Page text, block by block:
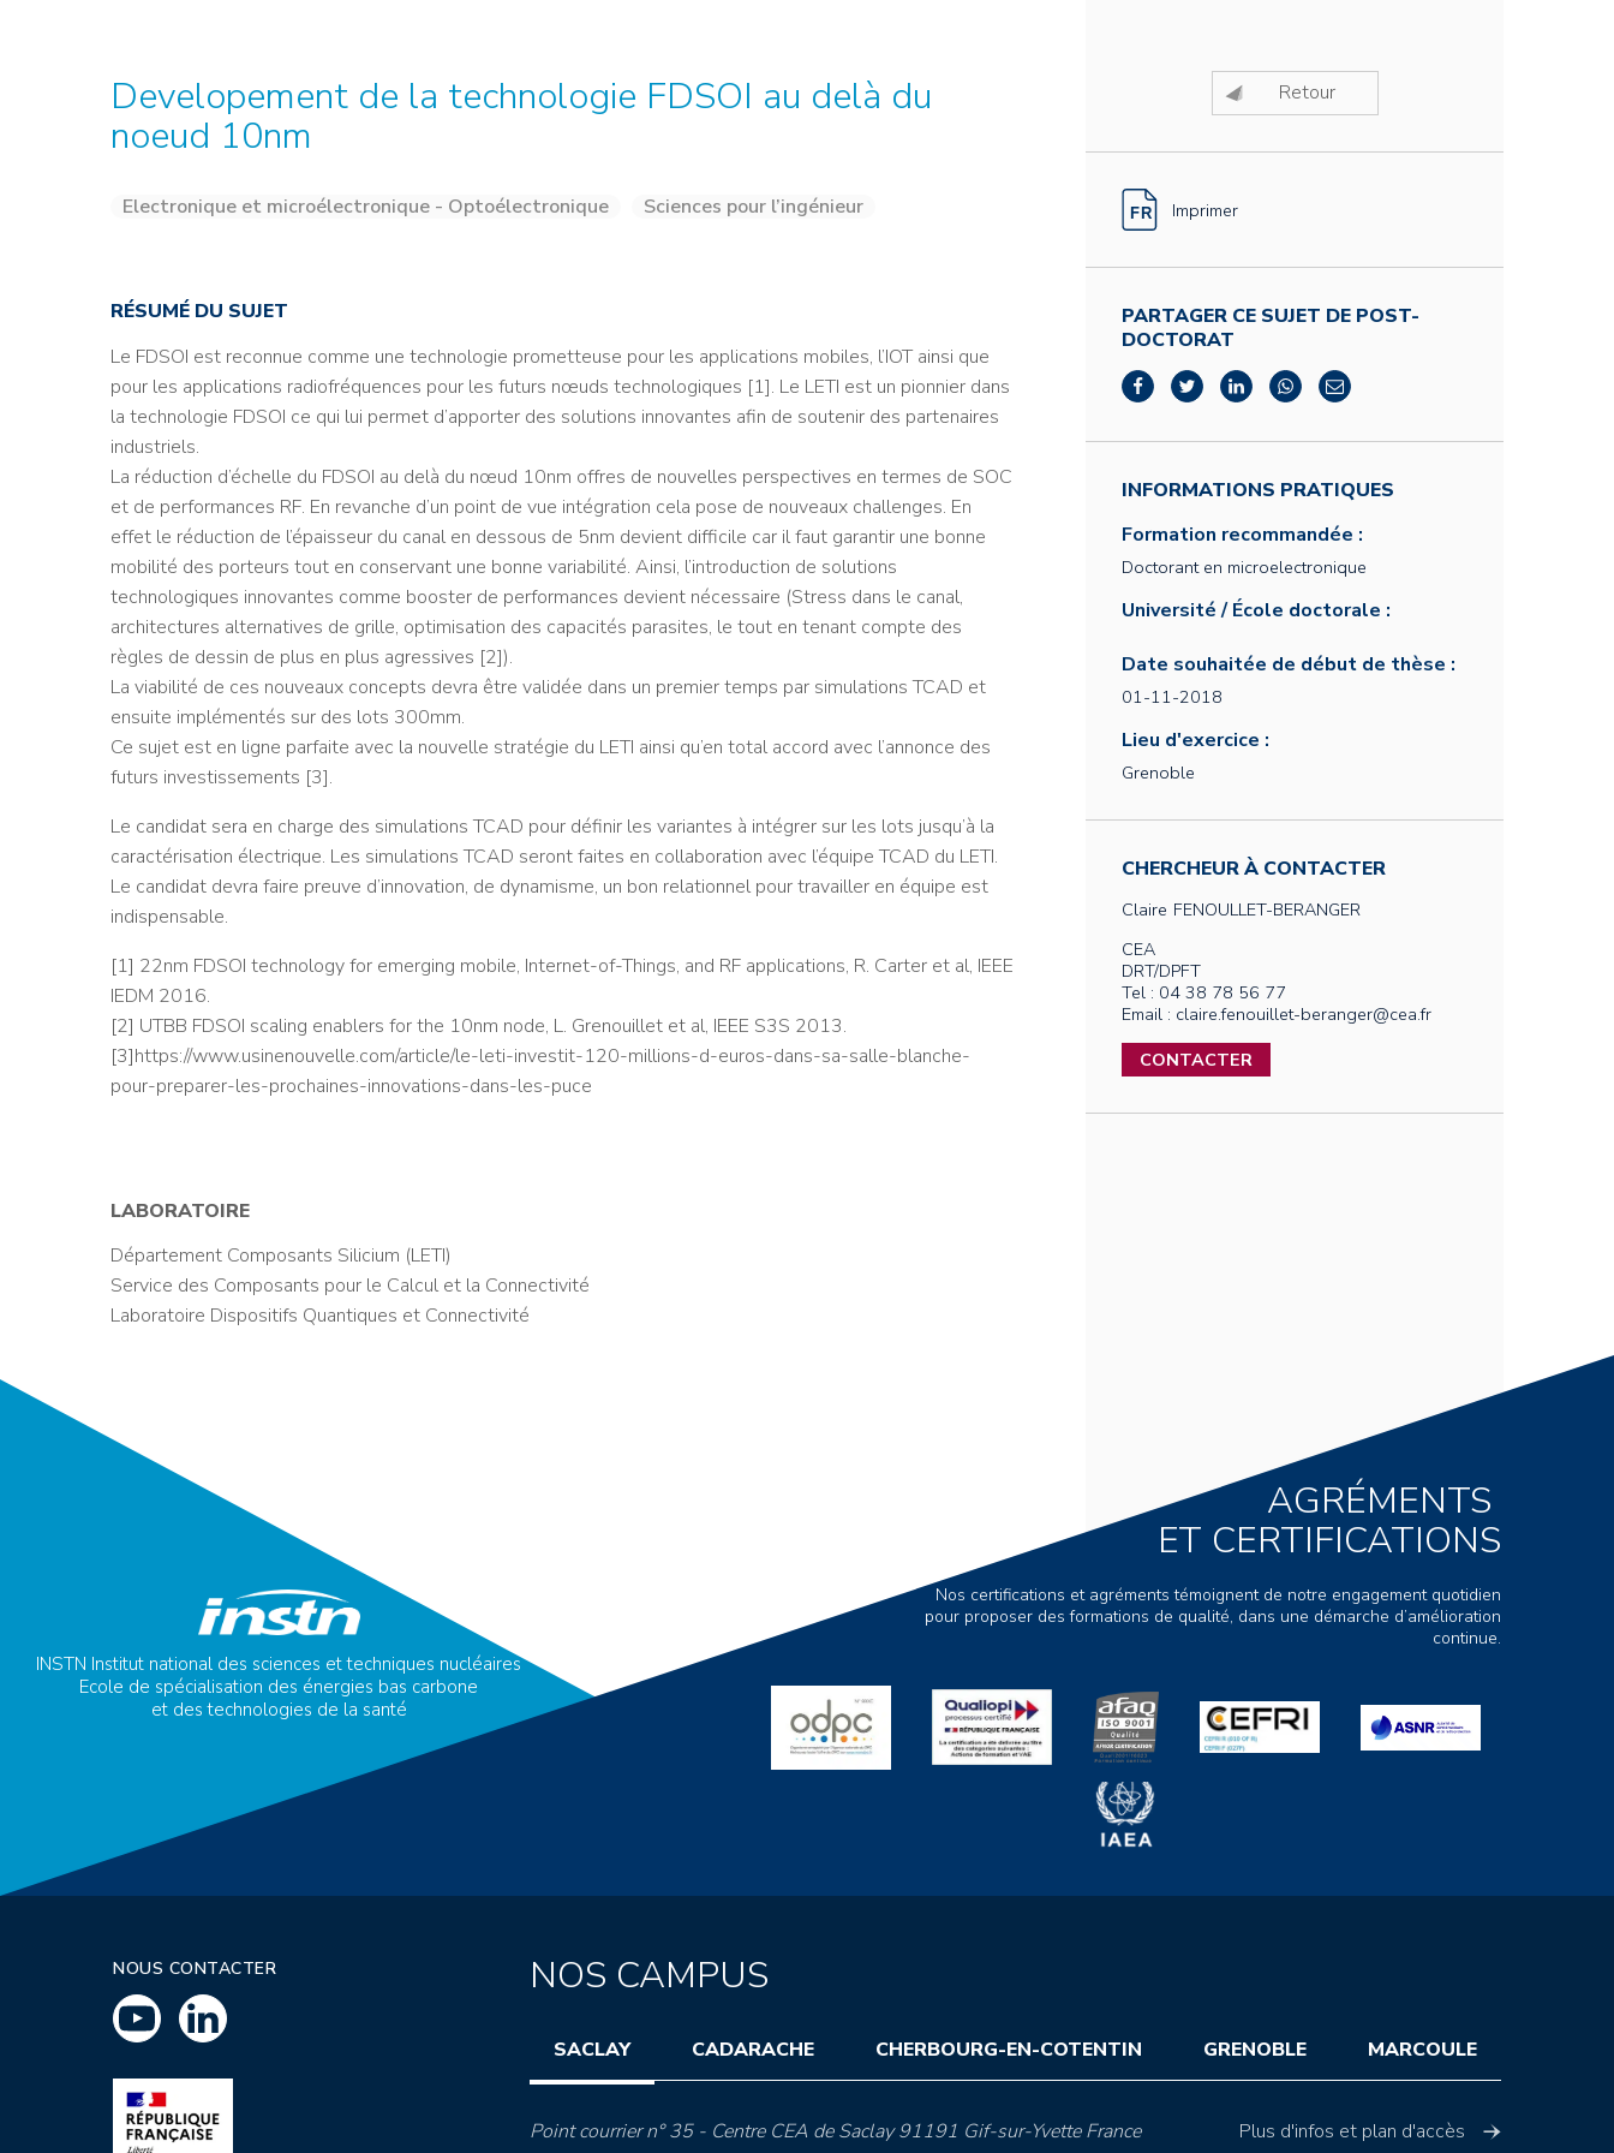
Developement de la technologie FDSOI au delà du
noeud 10nm
Electronique et microélectronique - Optoélectronique Sciences pour l’ingénieur
RÉSUMÉ DU SUJET
Le FDSOI est reconnue comme une technologie prometteuse pour les applications mobiles, l’IOT ainsi que
pour les applications radiofréquences pour les futurs nœuds technologiques [1]. Le LETI est un pionnier dans
la technologie FDSOI ce qui lui permet d’apporter des solutions innovantes afin de soutenir des partenaires
industriels.
La réduction d’échelle du FDSOI au delà du nœud 10nm offres de nouvelles perspectives en termes de SOC
et de performances RF. En revanche d’un point de vue intégration cela pose de nouveaux challenges. En
effet le réduction de l’épaisseur du canal en dessous de 5nm devient difficile car il faut garantir une bonne
mobilité des porteurs tout en conservant une bonne variabilité. Ainsi, l’introduction de solutions
technologiques innovantes comme booster de performances devient nécessaire (Stress dans le canal,
architectures alternatives de grille, optimisation des capacités parasites, le tout en tenant compte des
règles de dessin de plus en plus agressives [2]).
La viabilité de ces nouveaux concepts devra être validée dans un premier temps par simulations TCAD et
ensuite implémentés sur des lots 300mm.
Ce sujet est en ligne parfaite avec la nouvelle stratégie du LETI ainsi qu’en total accord avec l’annonce des
futurs investissements [3].
Le candidat sera en charge des simulations TCAD pour définir les variantes à intégrer sur les lots jusqu’à la
caractérisation électrique. Les simulations TCAD seront faites en collaboration avec l’équipe TCAD du LETI.
Le candidat devra faire preuve d’innovation, de dynamisme, un bon relationnel pour travailler en équipe est
indispensable.
[1] 22nm FDSOI technology for emerging mobile, Internet-of-Things, and RF applications, R. Carter et al, IEEE
IEDM 2016.
[2] UTBB FDSOI scaling enablers for the 10nm node, L. Grenouillet et al, IEEE S3S 2013.
[3]https://www.usinenouvelle.com/article/le-leti-investit-120-millions-d-euros-dans-sa-salle-blanche-
pour-preparer-les-prochaines-innovations-dans-les-puce
LABORATOIRE
Département Composants Silicium (LETI)
Service des Composants pour le Calcul et la Connectivité
Laboratoire Dispositifs Quantiques et Connectivité
Retour
Imprimer
PARTAGER CE SUJET DE POST-
DOCTORAT
INFORMATIONS PRATIQUES
Formation recommandée :
Doctorant en microelectronique
Université / École doctorale :
Date souhaitée de début de thèse :
01-11-2018
Lieu d'exercice :
Grenoble
CHERCHEUR À CONTACTER
Claire FENOULLET-BERANGER
CEA
DRT/DPFT
Tel : 04 38 78 56 77
Email : claire.fenouillet-beranger@cea.fr
CONTACTER
INSTN Institut national des sciences et techniques nucléaires
Ecole de spécialisation des énergies bas carbone
et des technologies de la santé
AGRÉMENTS
ET CERTIFICATIONS
Nos certifications et agréments témoignent de notre engagement quotidien
pour proposer des formations de qualité, dans une démarche d’amélioration
continue.
NOUS CONTACTER NOS CAMPUS
SACLAY CADARACHE CHERBOURG-EN-COTENTIN GRENOBLE MARCOULE
Point courrier n° 35 - Centre CEA de Saclay 91191 Gif-sur-Yvette France Plus d'infos et plan d'accès